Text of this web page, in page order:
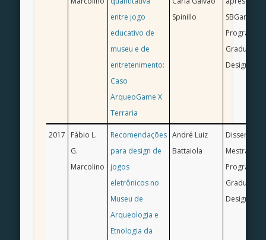
entre jogo
educativo de
museu e de
entretenimento:
Caso
ArqueoGame X
Terraria
Spinillo
SBGames
Programa
Graduação
Design/
2017
Fábio L.
G.
Marcolino
Recomendações
para design de
jogos
eletrônicos no
Museu de
Arqueologia e
Etnologia da
André Luiz
Battaiola
Mestrado
Programa
Graduação
Design/